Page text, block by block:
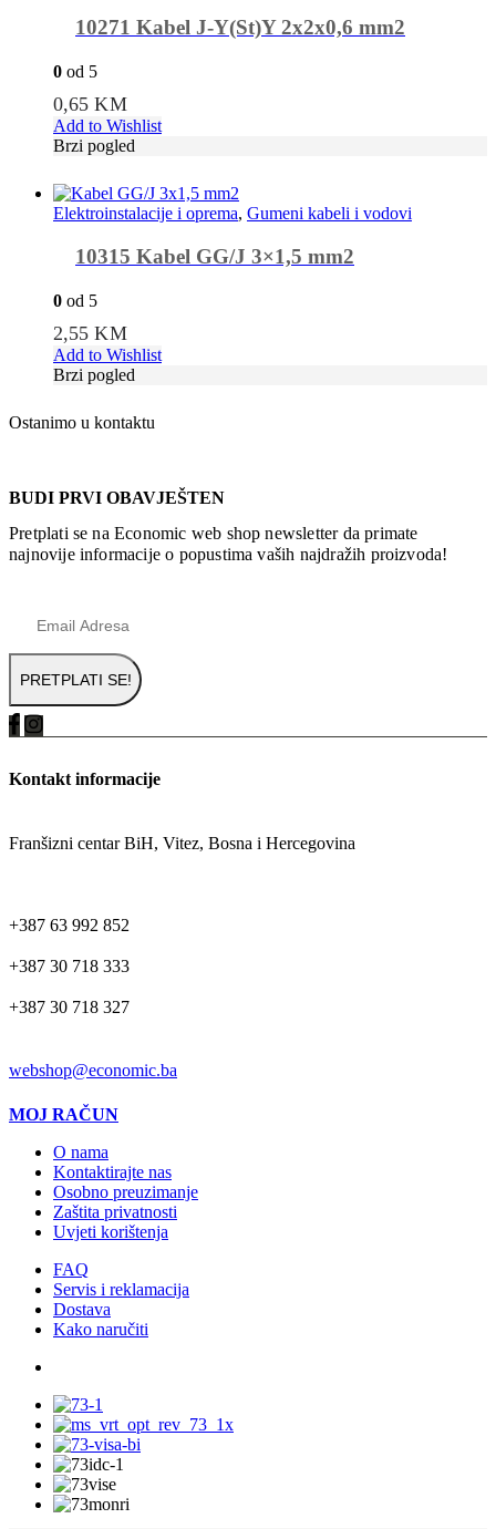
10271 Kabel J-Y(St)Y 2x2x0,6 mm2
0 od 5
0,65KM
Add to Wishlist
Brzi pogled
Elektroinstalacije i oprema, Gumeni kabeli i vodovi
10315 Kabel GG/J 3×1,5 mm2
0 od 5
2,55KM
Add to Wishlist
Brzi pogled
Ostanimo u kontaktu
BUDI PRVI OBAVJEŠTEN
Pretplati se na Economic web shop newsletter da primate
najnovije informacije o popustima vaših najdražih proizvoda!
Kontakt informacije
Franšizni centar BiH, Vitez, Bosna i Hercegovina
+387 63 992 852
+387 30 718 333
+387 30 718 327
webshop@economic.ba
MOJ RAČUN
O nama
Kontaktirajte nas
Osobno preuzimanje
Zaštita privatnosti
Uvjeti korištenja
FAQ
Servis i reklamacija
Dostava
Kako naručiti